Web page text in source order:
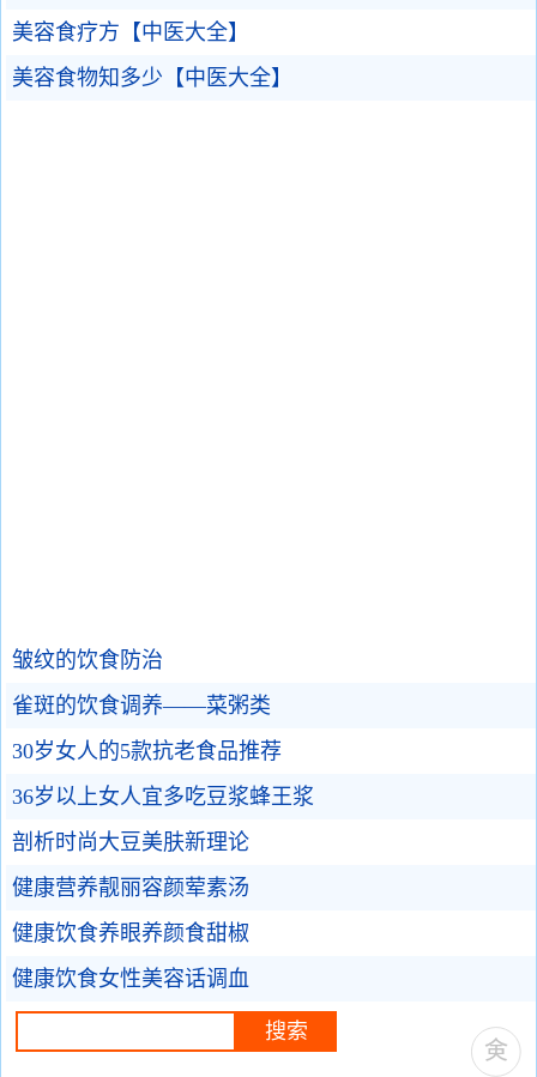
美容食疗方【中医大全】
美容食物知多少【中医大全】
皱纹的饮食防治
雀斑的饮食调养——菜粥类
30岁女人的5款抗老食品推荐
36岁以上女人宜多吃豆浆蜂王浆
剖析时尚大豆美肤新理论
健康营养靓丽容颜荤素汤
健康饮食养眼养颜食甜椒
健康饮食女性美容话调血